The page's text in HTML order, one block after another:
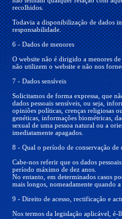
recolhidos.
Todavia a disponibilização de dados
responsabilidade.
6 - Dados de menores
O website não é dirigido a menores
não utilizem o website e não nos
7 - Dados sensíveis
Solicitamos de forma expressa, que
dados pessoais sensíveis, ou seja,
opiniões políticas, crenças religiosas
genéticas, informações biométricas,
sexual de uma pessoa natural ou a
imediatamente apagados.
8 - Qual o período de conservação de
Cabe-nos referir que os dados
período máximo de dez anos.
No entanto, em determinados casos
mais longos, nomeadamente quando
9 - Direito de acesso, rectificação e
Nos termos da legislação aplicável,